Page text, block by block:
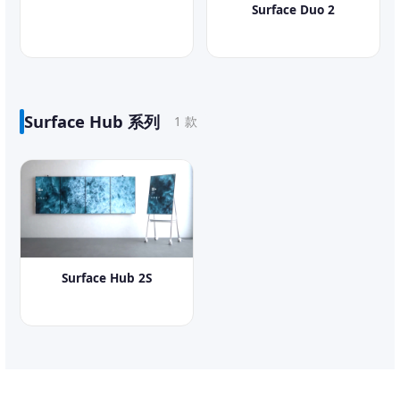
Surface Duo 2
Surface Hub 系列 1 款
Surface Hub 2S